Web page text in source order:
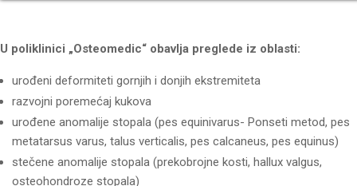
U poliklinici „Osteomedic“ obavlja preglede iz oblasti:
urođeni deformiteti gornjih i donjih ekstremiteta
razvojni poremećaj kukova
urođene anomalije stopala (pes equinivarus- Ponseti metod, pes
metatarsus varus, talus verticalis, pes calcaneus, pes equinus)
stečene anomalije stopala (prekobrojne kosti, hallux valgus,
osteohondroze stopala)